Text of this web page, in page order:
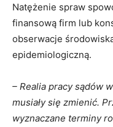
Natężenie spraw
finansową firm lub
obserwacje
epidemiologiczną.
– Realia pracy sądów
musiały się zmienić.
wyznaczane terminy